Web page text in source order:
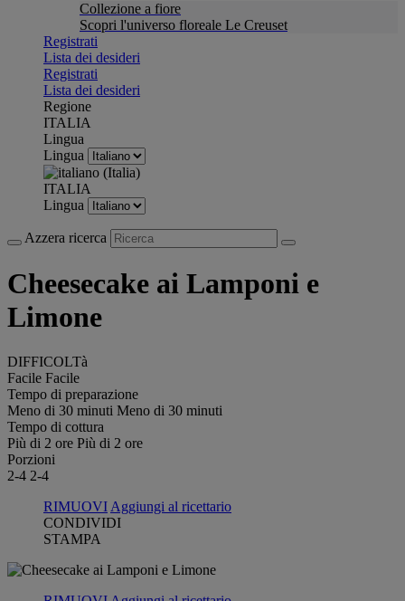
Collezione a fiore
Scopri l'universo floreale Le Creuset
Registrati
Lista dei desideri
Registrati
Lista dei desideri
Regione
ITALIA
Lingua
Lingua
ITALIA
Lingua
Azzera ricerca
Cheesecake ai Lamponi e
Limone
DIFFICOLTà
Facile Facile
Tempo di preparazione
Meno di 30 minuti Meno di 30 minuti
Tempo di cottura
Più di 2 ore Più di 2 ore
Porzioni
2-4 2-4
RIMUOVI Aggiungi al ricettario
CONDIVIDI
STAMPA